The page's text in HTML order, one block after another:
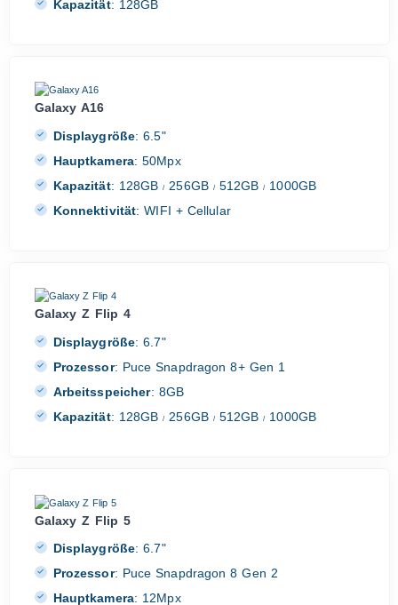
Kapazität: 128GB
Galaxy A16
Displaygröße: 6.5"
Hauptkamera: 50Mpx
Kapazität: 128GB/ 256GB /512GB/ 1000GB
Konnektivität: WIFI + Cellular
Galaxy Z Flip 4
Displaygröße: 6.7"
Prozessor: Puce Snapdragon 8+ Gen 1
Arbeitsspeicher: 8GB
Kapazität: 128GB/ 256GB /512GB/ 1000GB
Galaxy Z Flip 5
Displaygröße: 6.7"
Prozessor: Puce Snapdragon 8 Gen 2
Hauptkamera: 12Mpx